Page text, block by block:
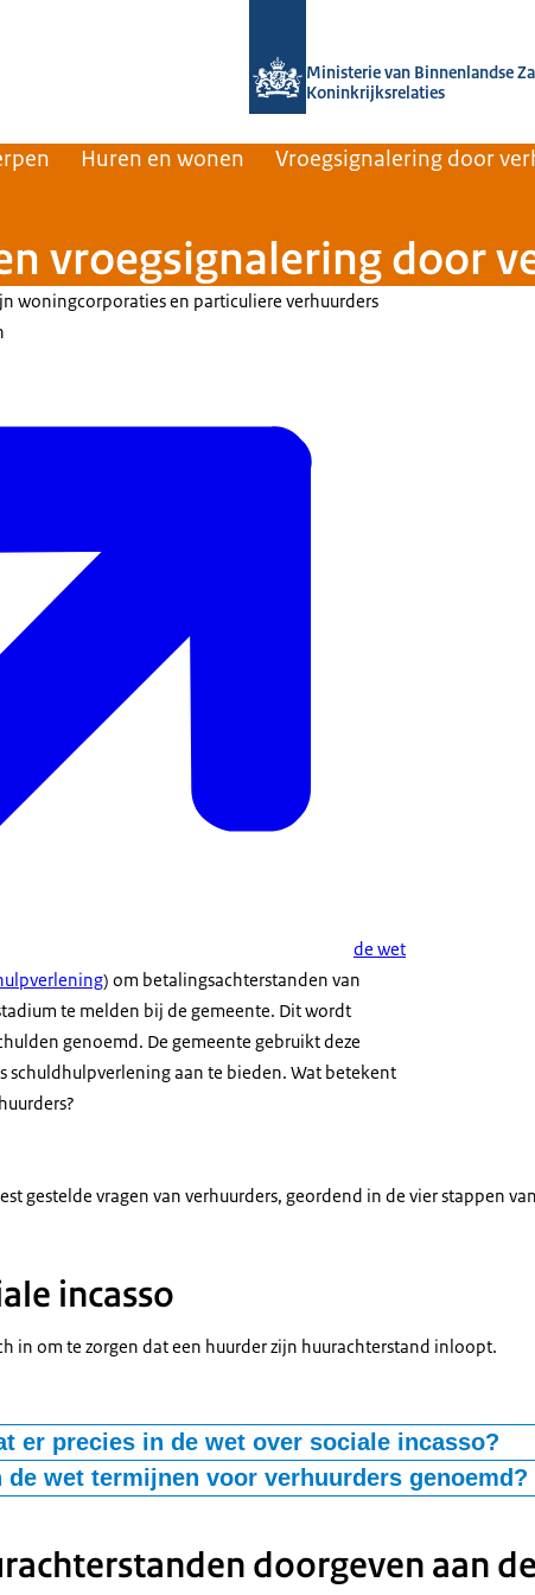
Ministerie van Binnenlandse
Koninkrijksrelaties
Huren en wonen Vroegsignalering door
vroegsignalering door
woningcorporaties en particuliere verhuurders
de wet
) om betalingsachterstanden van
te melden bij de gemeente. Dit wordt
genoemd. De gemeente gebruikt deze
schuldhulpverlening aan te bieden. Wat betekent
gestelde vragen van verhuurders, geordend in de vier stappen
incasso
in om te zorgen dat een huurder zijn huurachterstand inloopt.
er precies in de wet over sociale incasso?
de wet termijnen voor verhuurders genoemd?
doorgeven aan